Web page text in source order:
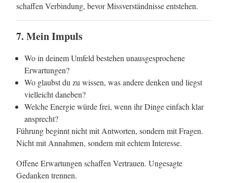
schaffen Verbindung, bevor Missverständnisse entstehen.
7. Mein Impuls
Wo in deinem Umfeld bestehen unausgesprochene
Erwartungen?
Wo glaubst du zu wissen, was andere denken und liegst
vielleicht daneben?
Welche Energie würde frei, wenn ihr Dinge einfach klar
ansprecht?
Führung beginnt nicht mit Antworten, sondern mit Fragen.
Nicht mit Annahmen, sondern mit echtem Interesse.
Offene Erwartungen schaffen Vertrauen. Ungesagte
Gedanken trennen.